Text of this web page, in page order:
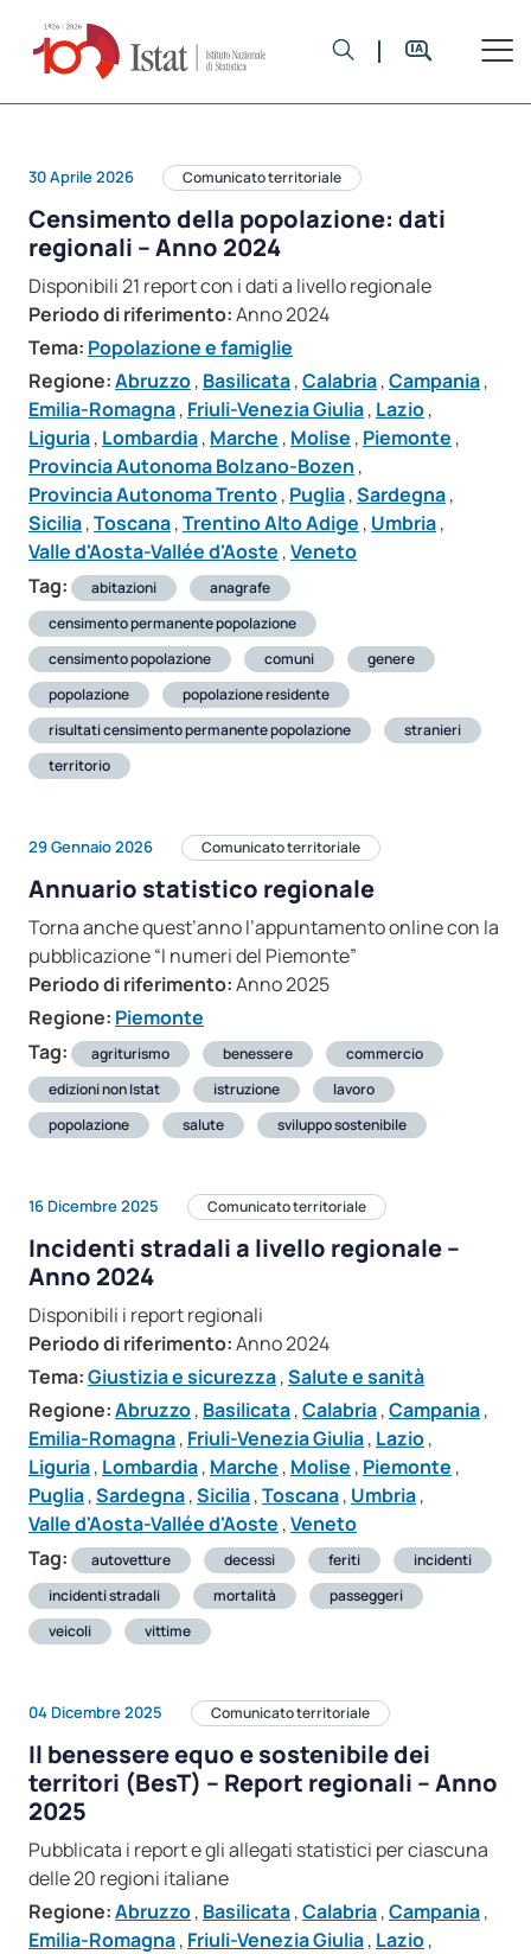
30 Aprile 2026 Comunicato territoriale
Censimento della popolazione: dati
regionali – Anno 2024
Disponibili 21 report con i dati a livello regionale
Periodo di riferimento:Anno 2024
Tema: Popolazione e famiglie
Regione:Abruzzo, Basilicata,Calabria,Campania,
Emilia-Romagna, Friuli-Venezia Giulia, Lazio,
Liguria, Lombardia, Marche , Molise , Piemonte ,
Provincia Autonoma Bolzano-Bozen ,
Provincia Autonoma Trento, Puglia,Sardegna,
Sicilia,Toscana,Trentino Alto Adige , Umbria,
Valle d'Aosta-Vallée d'Aoste ,Veneto
Tag:
abitazioni
anagrafe
censimento permanente popolazione
censimento popolazione
comuni
genere
popolazione
popolazione residente
risultati censimento permanente popolazione
stranieri
territorio
29 Gennaio 2026 Comunicato territoriale
Annuario statistico regionale
Torna anche quest’anno l’appuntamento online con la
pubblicazione “I numeri del Piemonte”
Periodo di riferimento:Anno 2025
Regione: Piemonte
Tag:
agriturismo benessere
commercio
edizioni non Istat
istruzione
lavoro
popolazione
salute sviluppo sostenibile
16 Dicembre 2025 Comunicato territoriale
Incidenti stradali a livello regionale –
Anno 2024
Disponibili i report regionali
Periodo di riferimento:Anno 2024
Tema:Giustizia e sicurezza,Salute e sanità
Regione:Abruzzo, Basilicata,Calabria,Campania,
Emilia-Romagna, Friuli-Venezia Giulia, Lazio,
Liguria, Lombardia, Marche , Molise , Piemonte ,
Puglia,Sardegna,Sicilia,Toscana, Umbria,
Valle d'Aosta-Vallée d'Aoste ,Veneto
Tag:
autovetture decessi feriti
incidenti
incidenti stradali
mortalità
passeggeri
veicoli
vittime
04 Dicembre 2025 Comunicato territoriale
Il benessere equo e sostenibile dei
territori (BesT) – Report regionali – Anno
2025
Pubblicata i report e gli allegati statistici per ciascuna
delle 20 regioni italiane
Regione:Abruzzo, Basilicata,Calabria,Campania,
Emilia-Romagna, Friuli-Venezia Giulia, Lazio,